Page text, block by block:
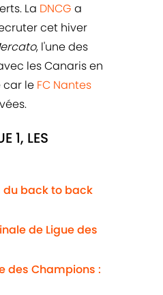
La DNCG a
cet hiver
, l'une des
les Canaris en
car le FC Nantes
1, LES
du back to back
de Ligue des
des Champions :